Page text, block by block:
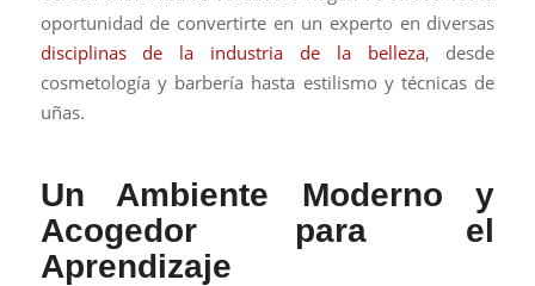
oportunidad de convertirte en un experto en diversas
disciplinas de la industria de la belleza, desde
cosmetología y barbería hasta estilismo y técnicas de
uñas.
Un Ambiente Moderno y
Acogedor para el
Aprendizaje